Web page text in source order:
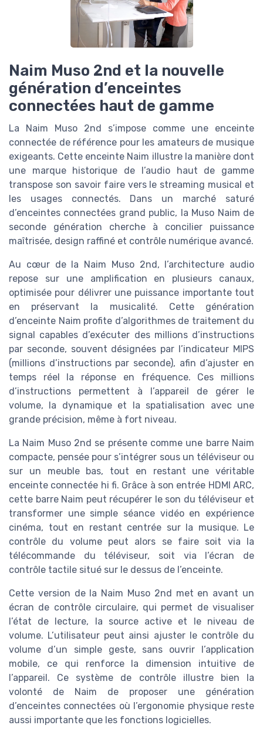
Naim Muso 2nd et la nouvelle
génération d’enceintes
connectées haut de gamme
La Naim Muso 2nd s’impose comme une enceinte
connectée de référence pour les amateurs de musique
exigeants. Cette enceinte Naim illustre la manière dont
une marque historique de l’audio haut de gamme
transpose son savoir faire vers le streaming musical et
les usages connectés. Dans un marché saturé
d’enceintes connectées grand public, la Muso Naim de
seconde génération cherche à concilier puissance
maîtrisée, design raffiné et contrôle numérique avancé.
Au cœur de la Naim Muso 2nd, l’architecture audio
repose sur une amplification en plusieurs canaux,
optimisée pour délivrer une puissance importante tout
en préservant la musicalité. Cette génération
d’enceinte Naim profite d’algorithmes de traitement du
signal capables d’exécuter des millions d’instructions
par seconde, souvent désignées par l’indicateur MIPS
(millions d’instructions par seconde), afin d’ajuster en
temps réel la réponse en fréquence. Ces millions
d’instructions permettent à l’appareil de gérer le
volume, la dynamique et la spatialisation avec une
grande précision, même à fort niveau.
La Naim Muso 2nd se présente comme une barre Naim
compacte, pensée pour s’intégrer sous un téléviseur ou
sur un meuble bas, tout en restant une véritable
enceinte connectée hi fi. Grâce à son entrée HDMI ARC,
cette barre Naim peut récupérer le son du téléviseur et
transformer une simple séance vidéo en expérience
cinéma, tout en restant centrée sur la musique. Le
contrôle du volume peut alors se faire soit via la
télécommande du téléviseur, soit via l’écran de
contrôle tactile situé sur le dessus de l’enceinte.
Cette version de la Naim Muso 2nd met en avant un
écran de contrôle circulaire, qui permet de visualiser
l’état de lecture, la source active et le niveau de
volume. L’utilisateur peut ainsi ajuster le contrôle du
volume d’un simple geste, sans ouvrir l’application
mobile, ce qui renforce la dimension intuitive de
l’appareil. Ce système de contrôle illustre bien la
volonté de Naim de proposer une génération
d’enceintes connectées où l’ergonomie physique reste
aussi importante que les fonctions logicielles.